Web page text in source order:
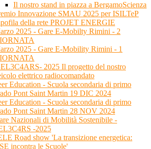
Il nostro stand in piazza a BergamoScienza
Innovazione SMAU 2025 per ISILTeP
della rete PROJET ENERGIE
2025 - Gare E-Mobilty Rimini - 2
2025 - Gare E-Mobility Rimini - 1
2025 Il progetto del nostro
elettrico radiocomandato
Education - Scuola secondaria di primo
Pont Saint Martin 19 DIC 2024
Education - Scuola secondaria di primo
Pont Saint Martin 28 NOV 2024
Nazionali di Mobilità Sostenibile -
-2025
Road show 'La transizione energetica:
incontra le Scuole'